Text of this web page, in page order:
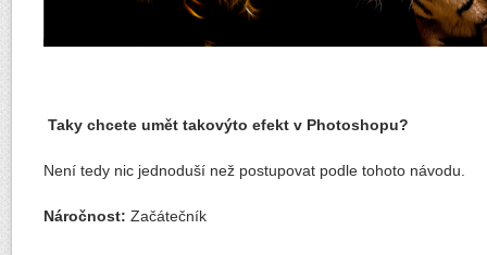
Taky chcete umět takovýto efekt v Photoshopu?
Není tedy nic jednoduší než postupovat podle tohoto návodu.
Náročnost: Začátečník